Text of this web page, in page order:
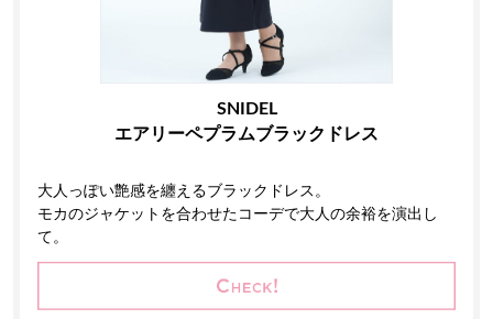
SNIDEL
エアリーペプラムブラックドレス
大人っぽい艶感を纏えるブラックドレス。
モカのジャケットを合わせたコーデで大人の余裕を演出し
て。